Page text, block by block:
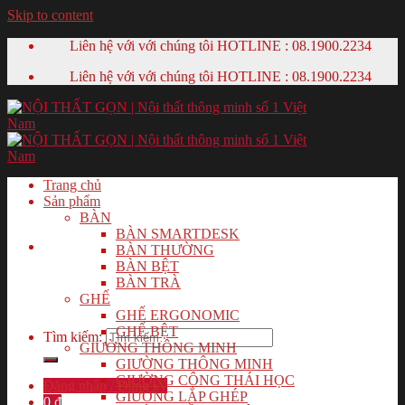
Skip to content
Liên hệ với với chúng tôi HOTLINE : 08.1900.2234
Liên hệ với với chúng tôi HOTLINE : 08.1900.2234
Tìm kiếm:
Đăng nhập / Đăng ký
0 ₫
Trang chủ
Sản phẩm
BÀN
BÀN SMARTDESK
BÀN THƯỜNG
BÀN BỆT
BÀN TRÀ
GHẾ
GHẾ ERGONOMIC
GHẾ BỆT
GIƯỜNG THÔNG MINH
GIƯỜNG THÔNG MINH
GIƯỜNG CÔNG THÁI HỌC
GIƯỜNG LẮP GHÉP